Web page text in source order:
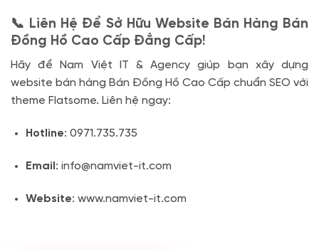
📞 Liên Hệ Để Sở Hữu Website Bán Hàng Bán
Đồng Hồ Cao Cấp Đẳng Cấp!
Hãy để Nam Việt IT & Agency giúp bạn xây dựng
website bán hàng Bán Đồng Hồ Cao Cấp chuẩn SEO với
theme Flatsome. Liên hệ ngay:
Hotline: 0971.735.735
Email : info@namviet-it.com
Website: www.namviet-it.com